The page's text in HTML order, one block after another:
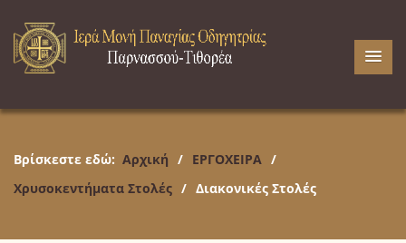
Βρίσκεστε εδώ: Αρχική / ΕΡΓΟΧΕΙΡΑ /
Χρυσοκεντήματα Στολές / Διακονικές Στολές